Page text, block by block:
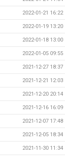
2022-01-21 16:22
2022-01-19 13:20
2022-01-18 13:00
2022-01-05 09:55
2021-12-27 18:37
2021-12-21 12:03
2021-12-20 20:14
2021-12-16 16:09
2021-12-07 17:48
2021-12-05 18:34
2021-11-30 11:34